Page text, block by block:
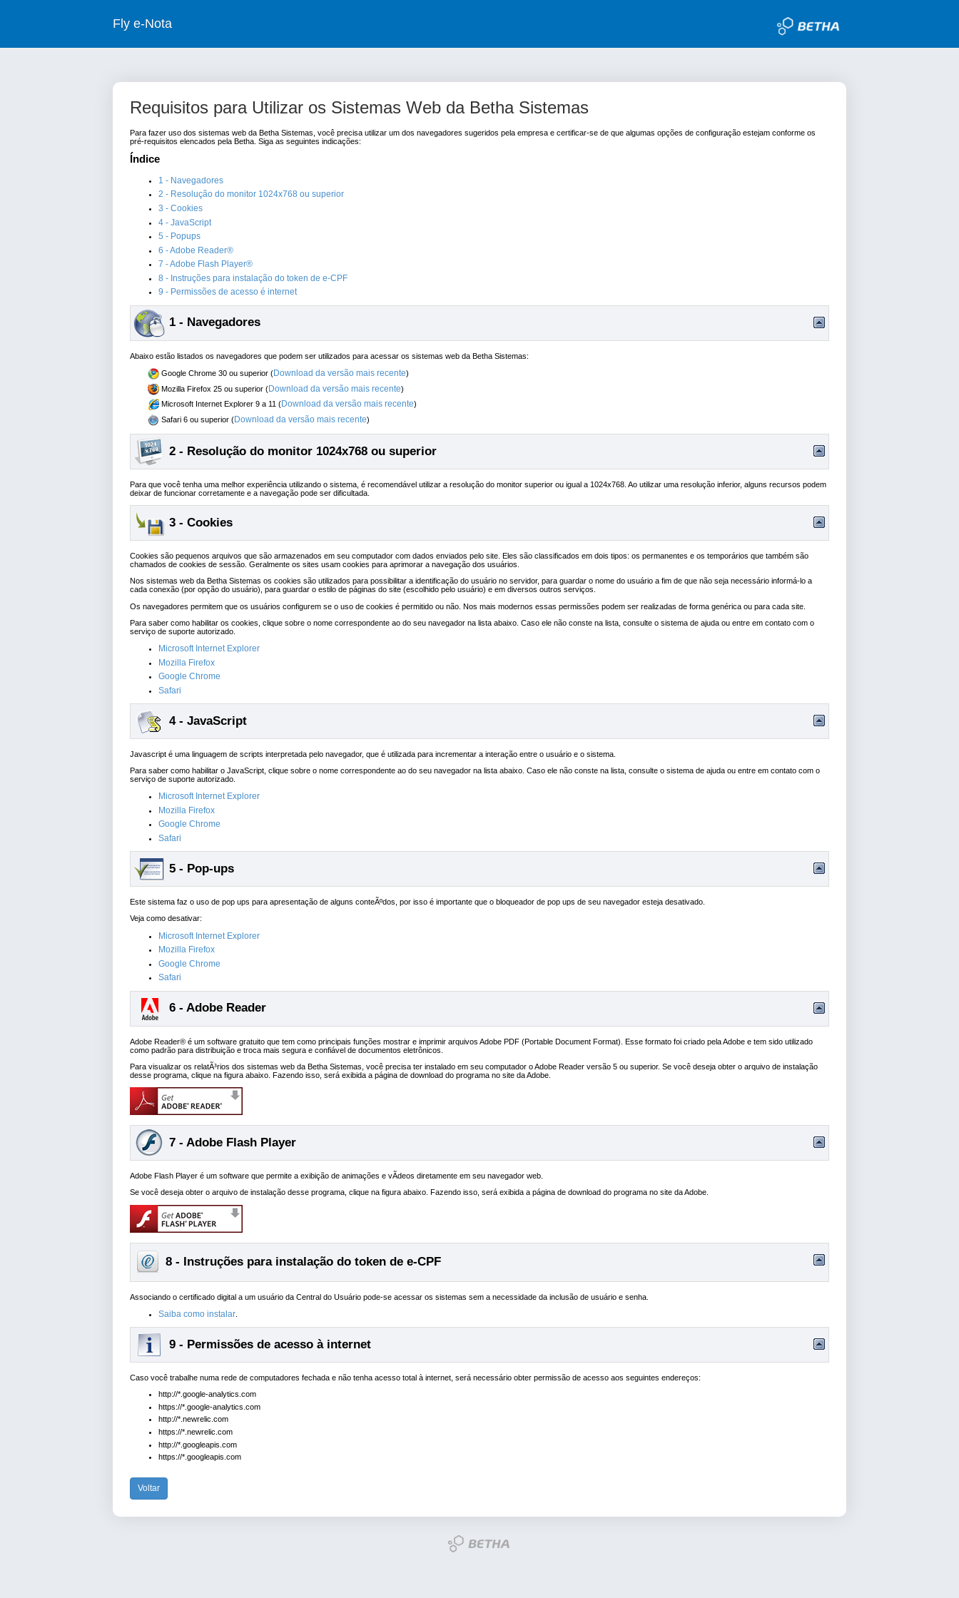
Fly e-Nota
Requisitos para Utilizar os Sistemas Web da Betha Sistemas
Para fazer uso dos sistemas web da Betha Sistemas, você precisa utilizar um dos navegadores sugeridos pela empresa e certificar-se de que algumas opções de configuração estejam conforme os
pré-requisitos elencados pela Betha. Siga as seguintes indicações:
Índice
1 - Navegadores
2 - Resolução do monitor 1024x768 ou superior
3 - Cookies
4 - JavaScript
5 - Popups
6 - Adobe Reader®
7 - Adobe Flash Player®
8 - Instruções para instalação do token de e-CPF
9 - Permissões de acesso é internet
1 - Navegadores
Abaixo estão listados os navegadores que podem ser utilizados para acessar os sistemas web da Betha Sistemas:
Google Chrome 30 ou superior (Download da versão mais recente)
Mozilla Firefox 25 ou superior (Download da versão mais recente)
Microsoft Internet Explorer 9 a 11 (Download da versão mais recente)
Safari 6 ou superior (Download da versão mais recente)
2 - Resolução do monitor 1024x768 ou superior
Para que você tenha uma melhor experiência utilizando o sistema, é recomendável utilizar a resolução do monitor superior ou igual a 1024x768. Ao utilizar uma resolução inferior, alguns recursos podem
deixar de funcionar corretamente e a navegação pode ser dificultada.
3 - Cookies
Cookies são pequenos arquivos que são armazenados em seu computador com dados enviados pelo site. Eles são classificados em dois tipos: os permanentes e os temporários que também são
chamados de cookies de sessão. Geralmente os sites usam cookies para aprimorar a navegação dos usuários.
Nos sistemas web da Betha Sistemas os cookies são utilizados para possibilitar a identificação do usuário no servidor, para guardar o nome do usuário a fim de que não seja necessário informá-lo a
cada conexão (por opção do usuário), para guardar o estilo de páginas do site (escolhido pelo usuário) e em diversos outros serviços.
Os navegadores permitem que os usuários configurem se o uso de cookies é permitido ou não. Nos mais modernos essas permissões podem ser realizadas de forma genérica ou para cada site.
Para saber como habilitar os cookies, clique sobre o nome correspondente ao do seu navegador na lista abaixo. Caso ele não conste na lista, consulte o sistema de ajuda ou entre em contato com o
serviço de suporte autorizado.
Microsoft Internet Explorer
Mozilla Firefox
Google Chrome
Safari
4 - JavaScript
Javascript é uma linguagem de scripts interpretada pelo navegador, que é utilizada para incrementar a interação entre o usuário e o sistema.
Para saber como habilitar o JavaScript, clique sobre o nome correspondente ao do seu navegador na lista abaixo. Caso ele não conste na lista, consulte o sistema de ajuda ou entre em contato com o
serviço de suporte autorizado.
Microsoft Internet Explorer
Mozilla Firefox
Google Chrome
Safari
5 - Pop-ups
Este sistema faz o uso de pop ups para apresentação de alguns conteÃºdos, por isso é importante que o bloqueador de pop ups de seu navegador esteja desativado.
Veja como desativar:
Microsoft Internet Explorer
Mozilla Firefox
Google Chrome
Safari
6 - Adobe Reader
Adobe Reader® é um software gratuito que tem como principais funções mostrar e imprimir arquivos Adobe PDF (Portable Document Format). Esse formato foi criado pela Adobe e tem sido utilizado
como padrão para distribuição e troca mais segura e confiável de documentos eletrônicos.
Para visualizar os relatÃ³rios dos sistemas web da Betha Sistemas, você precisa ter instalado em seu computador o Adobe Reader versão 5 ou superior. Se você deseja obter o arquivo de instalação
desse programa, clique na figura abaixo. Fazendo isso, será exibida a página de download do programa no site da Adobe.
7 - Adobe Flash Player
Adobe Flash Player é um software que permite a exibição de animações e vÃ­deos diretamente em seu navegador web.
Se você deseja obter o arquivo de instalação desse programa, clique na figura abaixo. Fazendo isso, será exibida a página de download do programa no site da Adobe.
8 - Instruções para instalação do token de e-CPF
Associando o certificado digital a um usuário da Central do Usuário pode-se acessar os sistemas sem a necessidade da inclusão de usuário e senha.
Saiba como instalar
9 - Permissões de acesso à internet
Caso você trabalhe numa rede de computadores fechada e não tenha acesso total à internet, será necessário obter permissão de acesso aos seguintes endereços:
http://*.google-analytics.com
https://*.google-analytics.com
http://*.newrelic.com
https://*.newrelic.com
http://*.googleapis.com
https://*.googleapis.com